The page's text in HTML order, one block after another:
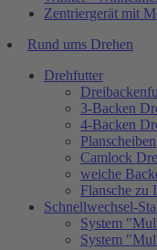
Zentriergerät mit
Rund ums Drehen
Drehfutter
3-Backen
4-Backen
Planscheiben
Camlock
weiche
Flansche zu
Schnellwechsel-
System
System